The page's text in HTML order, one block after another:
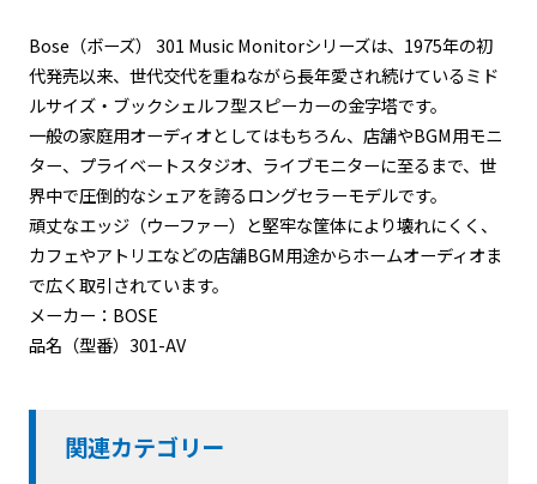
Bose（ボーズ） 301 Music Monitorシリーズは、1975年の初
代発売以来、世代交代を重ねながら長年愛され続けているミド
ルサイズ・ブックシェルフ型スピーカーの金字塔です。
一般の家庭用オーディオとしてはもちろん、店舗やBGM用モニ
ター、プライベートスタジオ、ライブモニターに至るまで、世
界中で圧倒的なシェアを誇るロングセラーモデルです。
頑丈なエッジ（ウーファー）と堅牢な筐体により壊れにくく、
カフェやアトリエなどの店舗BGM用途からホームオーディオま
で広く取引されています。
メーカー：BOSE
品名（型番）301-AV
関連カテゴリー